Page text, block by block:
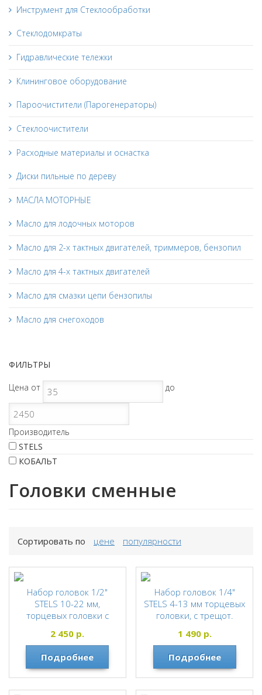
Инструмент для Стеклообработки
Стеклодомкраты
Гидравлические тележки
Клининговое оборудование
Пароочистители (Парогенераторы)
Стеклоочистители
Расходные материалы и оснастка
Диски пильные по дереву
МАСЛА МОТОРНЫЕ
Масло для лодочных моторов
Масло для 2-х тактных двигателей, триммеров, бензопил
Масло для 4-х тактных двигателей
Масло для смазки цепи бензопилы
Масло для снегоходов
ФИЛЬТРЫ
Цена от до
Производитель
STELS
КОБАЛЬТ
Головки сменные
Сортировать по цене популярности
Набор головок 1/2"
STELS 10-22 мм,
торцевых головки с
14127
STELS
2 450 р.
Подробнее
Набор головок 1/4"
STELS 4-13 мм торцевых
головки, с трещот.
STELS
1 490р.
Подробнее